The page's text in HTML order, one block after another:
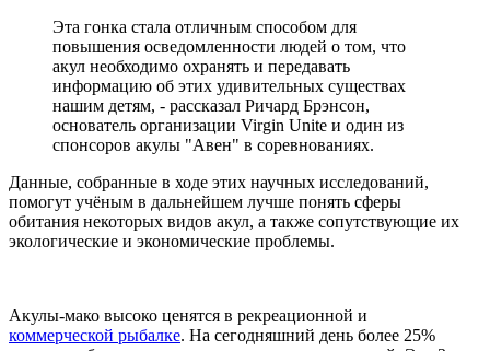
Эта гонка стала отличным способом для
повышения осведомленности людей о том, что
акул необходимо охранять и передавать
информацию об этих удивительных существах
нашим детям, - рассказал Ричард Брэнсон,
основатель организации Virgin Unite и один из
спонсоров акулы "Авен" в соревнованиях.
Данные, собранные в ходе этих научных исследований,
помогут учёным в дальнейшем лучше понять сферы
обитания некоторых видов акул, а также сопутствующие их
экологические и экономические проблемы.
Акулы-мако высоко ценятся в рекреационной и
коммерческой рыбалке. На сегодняшний день более 25%